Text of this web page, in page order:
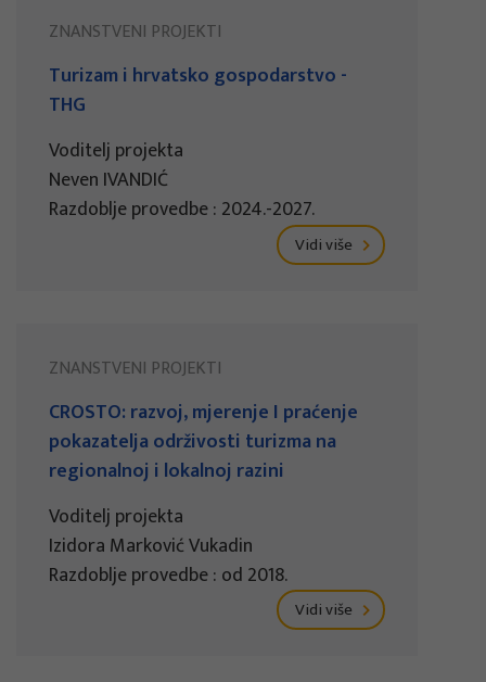
ZNANSTVENI PROJEKTI
Turizam i hrvatsko gospodarstvo -
THG
Voditelj projekta
Neven IVANDIĆ
Razdoblje provedbe : 2024.-2027.
Vidi više
ZNANSTVENI PROJEKTI
CROSTO: razvoj, mjerenje I praćenje
pokazatelja održivosti turizma na
regionalnoj i lokalnoj razini
Voditelj projekta
Izidora Marković Vukadin
Razdoblje provedbe : od 2018.
Vidi više